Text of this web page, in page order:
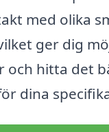
med olika
ger dig
och hitta det
dina